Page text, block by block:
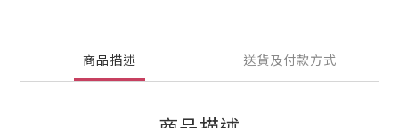
商品描述 送貨及付款方式